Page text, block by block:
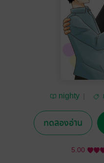
nighty
ทดลองอ่าน
5.00